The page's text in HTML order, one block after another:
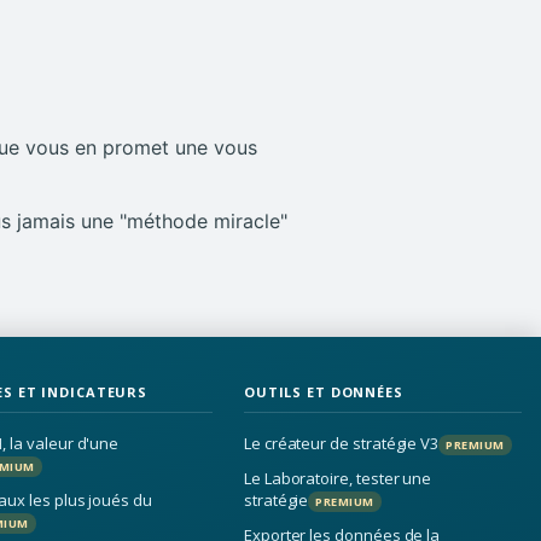
vous en promet une vous
jamais une "méthode miracle"
ET INDICATEURS
la valeur d'une
les plus joués du
OUTILS ET DONNÉES
Le créateur de stratégie V3 PREMIUM
Le Laboratoire, tester une
stratégie PREMIUM
Exporter les données de la